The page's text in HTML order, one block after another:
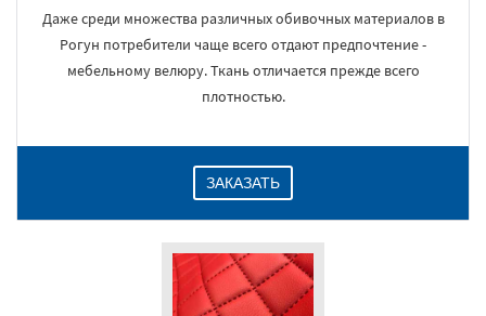
Даже среди множества различных обивочных материалов в
Рогун потребители чаще всего отдают предпочтение -
мебельному велюру. Ткань отличается прежде всего
плотностью.
ЗАКАЗАТЬ